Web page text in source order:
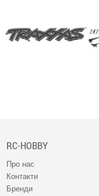
RC-HOBBY
Про нас
Контакти
Бренди